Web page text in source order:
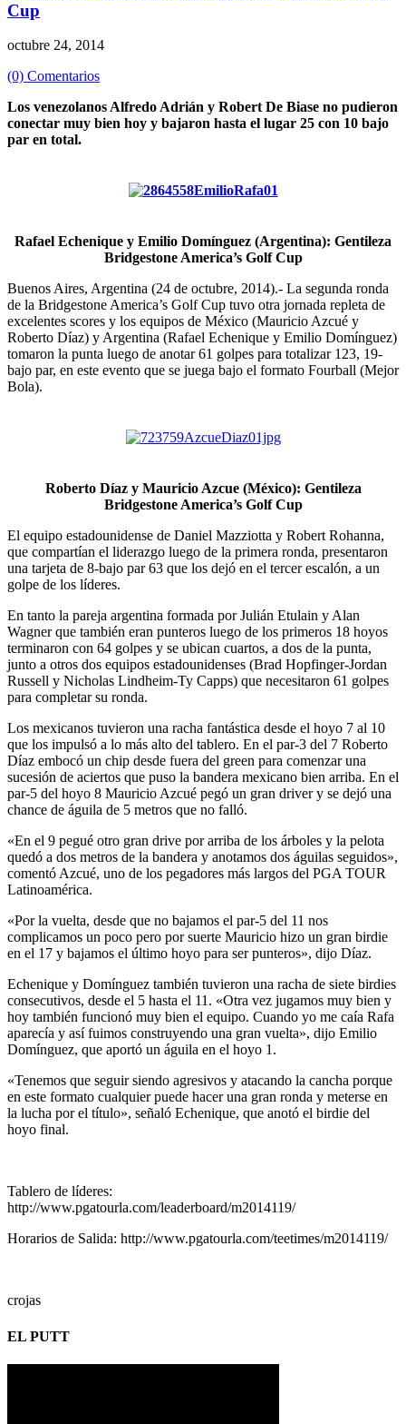
Cup
octubre 24, 2014
(0) Comentarios
Los venezolanos Alfredo Adrián y Robert De Biase no pudieron
conectar muy bien hoy y bajaron hasta el lugar 25 con 10 bajo
par en total.
Rafael Echenique y Emilio Domínguez (Argentina): Gentileza
Bridgestone America’s Golf Cup
Buenos Aires, Argentina (24 de octubre, 2014).- La segunda ronda
de la Bridgestone America’s Golf Cup tuvo otra jornada repleta de
excelentes scores y los equipos de México (Mauricio Azcué y
Roberto Díaz) y Argentina (Rafael Echenique y Emilio Domínguez)
tomaron la punta luego de anotar 61 golpes para totalizar 123, 19-
bajo par, en este evento que se juega bajo el formato Fourball (Mejor
Bola).
Roberto Díaz y Mauricio Azcue (México): Gentileza
Bridgestone America’s Golf Cup
El equipo estadounidense de Daniel Mazziotta y Robert Rohanna,
que compartían el liderazgo luego de la primera ronda, presentaron
una tarjeta de 8-bajo par 63 que los dejó en el tercer escalón, a un
golpe de los líderes.
En tanto la pareja argentina formada por Julián Etulain y Alan
Wagner que también eran punteros luego de los primeros 18 hoyos
terminaron con 64 golpes y se ubican cuartos, a dos de la punta,
junto a otros dos equipos estadounidenses (Brad Hopfinger-Jordan
Russell y Nicholas Lindheim-Ty Capps) que necesitaron 61 golpes
para completar su ronda.
Los mexicanos tuvieron una racha fantástica desde el hoyo 7 al 10
que los impulsó a lo más alto del tablero. En el par-3 del 7 Roberto
Díaz embocó un chip desde fuera del green para comenzar una
sucesión de aciertos que puso la bandera mexicano bien arriba. En el
par-5 del hoyo 8 Mauricio Azcué pegó un gran driver y se dejó una
chance de águila de 5 metros que no falló.
«En el 9 pegué otro gran drive por arriba de los árboles y la pelota
quedó a dos metros de la bandera y anotamos dos águilas seguidos»,
comentó Azcué, uno de los pegadores más largos del PGA TOUR
Latinoamérica.
«Por la vuelta, desde que no bajamos el par-5 del 11 nos
complicamos un poco pero por suerte Mauricio hizo un gran birdie
en el 17 y bajamos el último hoyo para ser punteros», dijo Díaz.
Echenique y Domínguez también tuvieron una racha de siete birdies
consecutivos, desde el 5 hasta el 11. «Otra vez jugamos muy bien y
hoy también funcionó muy bien el equipo. Cuando yo me caía Rafa
aparecía y así fuimos construyendo una gran vuelta», dijo Emilio
Domínguez, que aportó un águila en el hoyo 1.
«Tenemos que seguir siendo agresivos y atacando la cancha porque
en este formato cualquier puede hacer una gran ronda y meterse en
la lucha por el título», señaló Echenique, que anotó el birdie del
hoyo final.
Tablero de líderes:
http://www.pgatourla.com/leaderboard/m2014119/
Horarios de Salida: http://www.pgatourla.com/teetimes/m2014119/
crojas
EL PUTT